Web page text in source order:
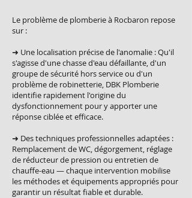
Le problème de plomberie à Rocbaron repose
sur :
➜ Une localisation précise de l'anomalie : Qu'il
s'agisse d'une chasse d'eau défaillante, d'un
groupe de sécurité hors service ou d'un
problème de robinetterie, DBK Plomberie
identifie rapidement l'origine du
dysfonctionnement pour y apporter une
réponse ciblée et efficace.
➜ Des techniques professionnelles adaptées :
Remplacement de WC, dégorgement, réglage
de réducteur de pression ou entretien de
chauffe-eau — chaque intervention mobilise
les méthodes et équipements appropriés pour
garantir un résultat fiable et durable.